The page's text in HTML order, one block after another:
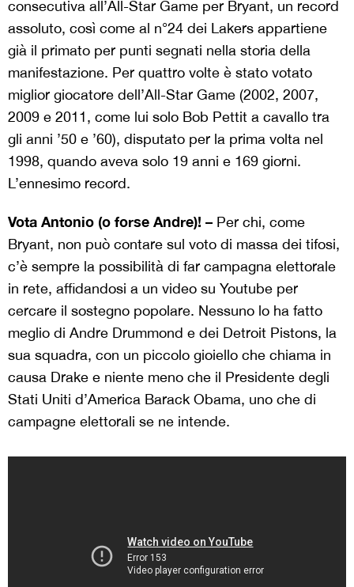
consecutiva all’All-Star Game per Bryant, un record
assoluto, così come al n°24 dei Lakers appartiene
già il primato per punti segnati nella storia della
manifestazione. Per quattro volte è stato votato
miglior giocatore dell’All-Star Game (2002, 2007,
2009 e 2011, come lui solo Bob Pettit a cavallo tra
gli anni ’50 e ’60), disputato per la prima volta nel
1998, quando aveva solo 19 anni e 169 giorni.
L’ennesimo record.
Vota Antonio (o forse Andre)! – Per chi, come
Bryant, non può contare sul voto di massa dei tifosi,
c’è sempre la possibilità di far campagna elettorale
in rete, affidandosi a un video su Youtube per
cercare il sostegno popolare. Nessuno lo ha fatto
meglio di Andre Drummond e dei Detroit Pistons, la
sua squadra, con un piccolo gioiello che chiama in
causa Drake e niente meno che il Presidente degli
Stati Uniti d’America Barack Obama, uno che di
campagne elettorali se ne intende.